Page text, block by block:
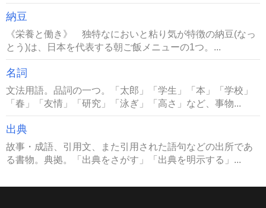
納豆
《栄養と働き》 独特なにおいと粘り気が特徴の納豆(なっ
とう)は、日本を代表する朝ご飯メニューの1つ。...
名詞
文法用語。品詞の一つ。「太郎」「学生」「本」「学校」
「春」「友情」「研究」「泳ぎ」「高さ」など、事物...
出典
故事・成語、引用文、また引用された語句などの出所であ
る書物。典拠。「出典をさがす」「出典を明示する」...